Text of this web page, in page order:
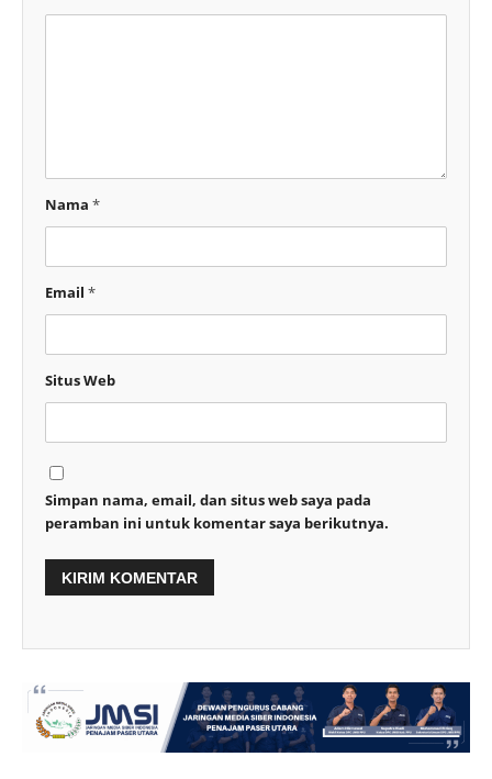
Nama *
Email *
Situs Web
Simpan nama, email, dan situs web saya pada
peramban ini untuk komentar saya berikutnya.